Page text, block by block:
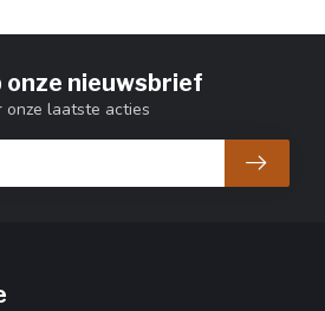
onze nieuwsbrief
laatste acties